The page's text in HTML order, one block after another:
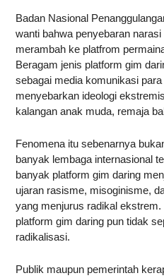
Badan Nasional
wanti bahwa penyebaran
merambah ke platfrom
Beragam jenis platform gim
sebagai media komunikasi
menyebarkan ideologi
kalangan anak muda, remaja
Fenomena itu sebenarnya
banyak lembaga internasional
banyak platform gim daring
ujaran rasisme, misoginisme,
yang menjurus radikal
platform gim daring pun tidak
radikalisasi.
Publik maupun pemerintah